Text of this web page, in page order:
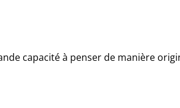
capacité à penser de manière